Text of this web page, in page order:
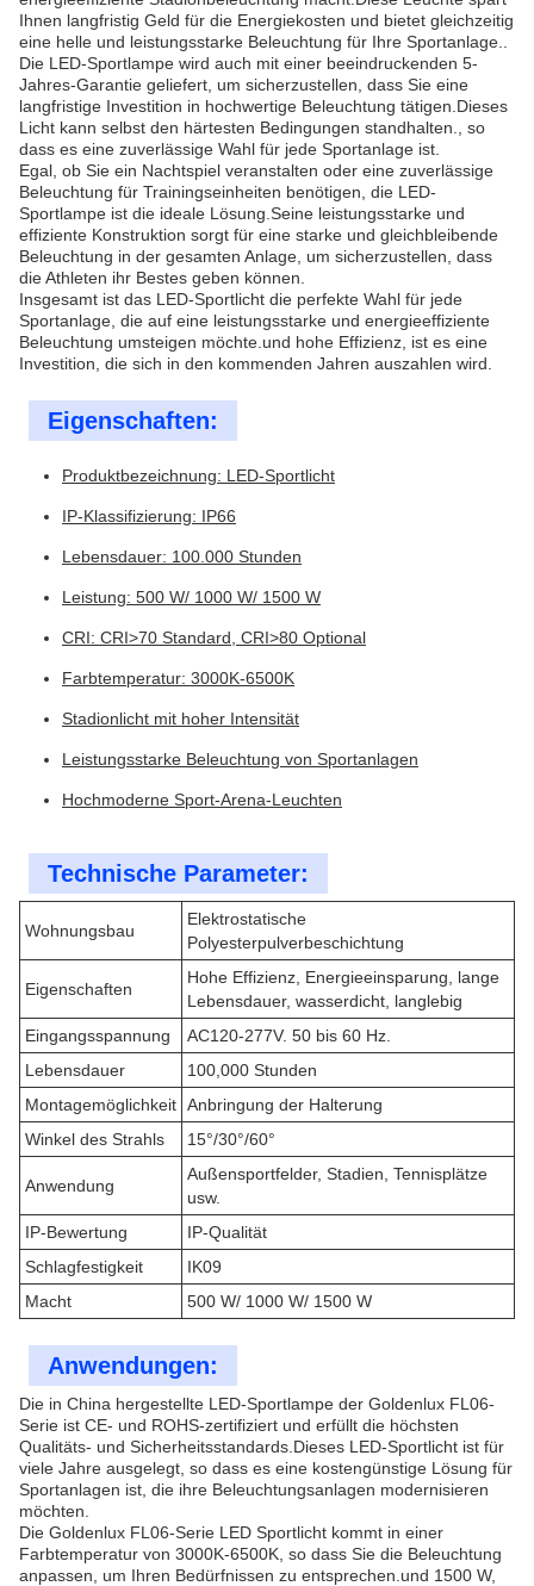
Ihnen langfristig Geld für die Energiekosten und bietet gleichzeitig
eine helle und leistungsstarke Beleuchtung für Ihre Sportanlage..
Die LED-Sportlampe wird auch mit einer beeindruckenden 5-
Jahres-Garantie geliefert, um sicherzustellen, dass Sie eine
langfristige Investition in hochwertige Beleuchtung tätigen.Dieses
Licht kann selbst den härtesten Bedingungen standhalten., so
dass es eine zuverlässige Wahl für jede Sportanlage ist.
Egal, ob Sie ein Nachtspiel veranstalten oder eine zuverlässige
Beleuchtung für Trainingseinheiten benötigen, die LED-
Sportlampe ist die ideale Lösung.Seine leistungsstarke und
effiziente Konstruktion sorgt für eine starke und gleichbleibende
Beleuchtung in der gesamten Anlage, um sicherzustellen, dass
die Athleten ihr Bestes geben können.
Insgesamt ist das LED-Sportlicht die perfekte Wahl für jede
Sportanlage, die auf eine leistungsstarke und energieeffiziente
Beleuchtung umsteigen möchte.und hohe Effizienz, ist es eine
Investition, die sich in den kommenden Jahren auszahlen wird.
Eigenschaften:
Produktbezeichnung: LED-Sportlicht
IP-Klassifizierung: IP66
Lebensdauer: 100.000 Stunden
Leistung: 500 W/ 1000 W/ 1500 W
CRI: CRI>70 Standard, CRI>80 Optional
Farbtemperatur: 3000K-6500K
Stadionlicht mit hoher Intensität
Leistungsstarke Beleuchtung von Sportanlagen
Hochmoderne Sport-Arena-Leuchten
Technische Parameter:
Wohnungsbau
Elektrostatische
Polyesterpulverbeschichtung
Eigenschaften
Hohe Effizienz, Energieeinsparung, lange
Lebensdauer, wasserdicht, langlebig
Eingangsspannung
AC120-277V. 50 bis 60 Hz.
Lebensdauer
100,000 Stunden
Montagemöglichkeit Anbringung der Halterung
Winkel des Strahls
15°/30°/60°
Anwendung
Außensportfelder, Stadien, Tennisplätze
usw.
IP-Bewertung
IP-Qualität
Schlagfestigkeit
IK09
Macht
500 W/ 1000 W/ 1500 W
Anwendungen:
Die in China hergestellte LED-Sportlampe der Goldenlux FL06-
Serie ist CE- und ROHS-zertifiziert und erfüllt die höchsten
Qualitäts- und Sicherheitsstandards.Dieses LED-Sportlicht ist für
viele Jahre ausgelegt, so dass es eine kostengünstige Lösung für
Sportanlagen ist, die ihre Beleuchtungsanlagen modernisieren
möchten.
Die Goldenlux FL06-Serie LED Sportlicht kommt in einer
Farbtemperatur von 3000K-6500K, so dass Sie die Beleuchtung
anpassen, um Ihren Bedürfnissen zu entsprechen.und 1500 W,